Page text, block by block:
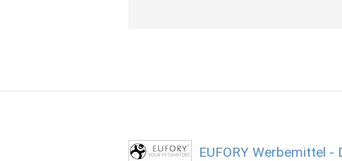
EUFORY Werbemittel -